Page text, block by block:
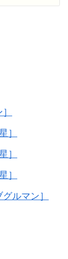
］
］
］
ルマン］